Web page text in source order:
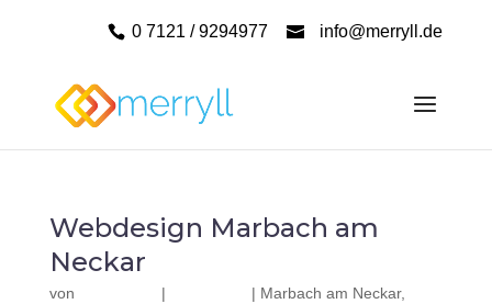
0 7121 / 9294977 info@merryll.de
Webdesign Marbach am
Neckar
von | | Marbach am Neckar,